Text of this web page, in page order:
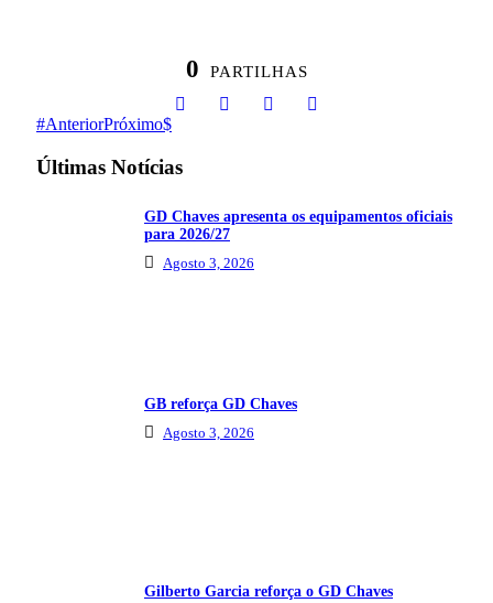
0 PARTILHAS
AnteriorPróximo
Últimas Notícias
GD Chaves apresenta os equipamentos oficiais
para 2026/27
Agosto 3, 2026
GB reforça GD Chaves
Agosto 3, 2026
Gilberto Garcia reforça o GD Chaves